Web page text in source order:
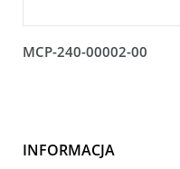
MCP-240-00002-00
INFORMACJA